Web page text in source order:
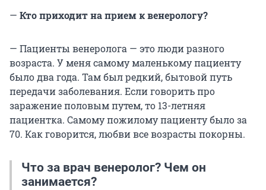
— Кто приходит на прием к венерологу?
— Пациенты венеролога — это люди разного
возраста. У меня самому маленькому пациенту
было два года. Там был редкий, бытовой путь
передачи заболевания. Если говорить про
заражение половым путем, то 13-летняя
пациентка. Самому пожилому пациенту было за
70. Как говорится, любви все возрасты покорны.
Что за врач венеролог? Чем он
занимается?